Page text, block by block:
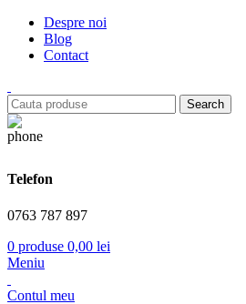
Despre noi
Blog
Contact
Search
Telefon
0763 787 897
0 produse 0,00 lei
Meniu
Contul meu